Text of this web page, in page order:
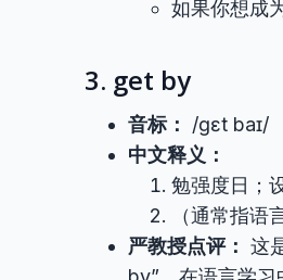
如果你想成
3. get by
音标：
/ɡɛt baɪ/
中文释义：
勉强度日；
（通常指语
严教授点评： 这